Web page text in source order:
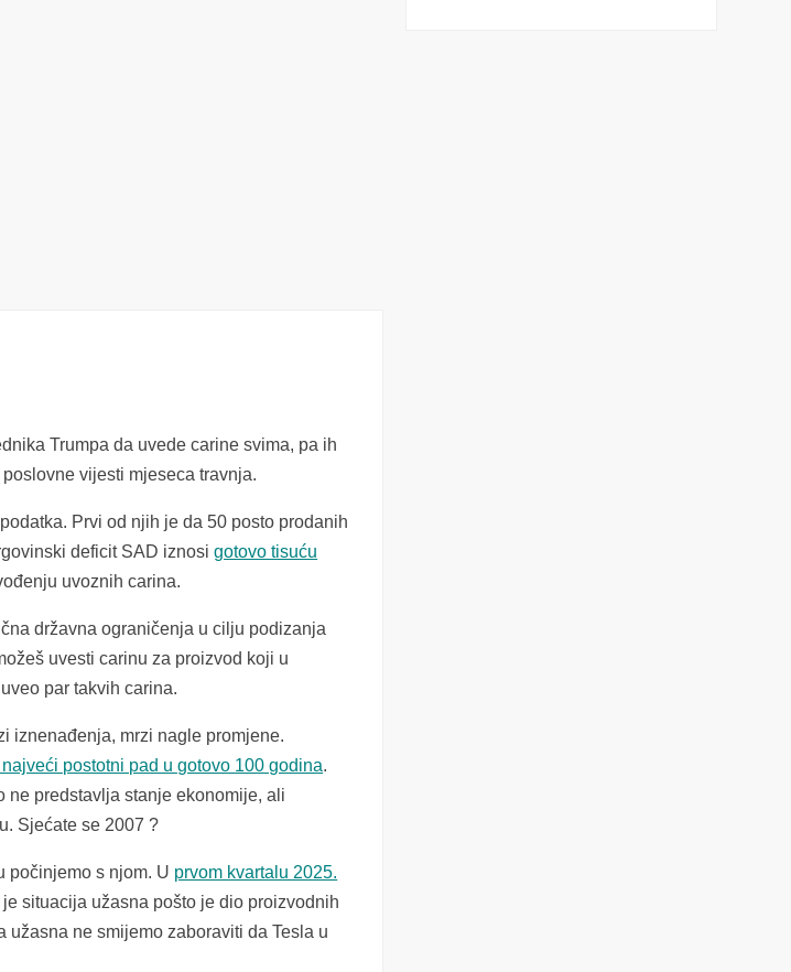
Trumpa da uvede carine svima, pa ih
vijesti mjeseca travnja.
Prvi od njih je da 50 posto prodanih
deficit SAD iznosigotovo tisuću
uvoznih carina.
državna ograničenja u cilju podizanja
uvesti carinu za proizvod koji u
par takvih carina.
iznenađenja, mrzi nagle promjene.
postotni pad u gotovo 100 godina.
ne predstavlja stanje ekonomije, ali
Sjećate se 2007 ?
počinjemo s njom. U prvom kvartalu 2025.
situacija užasna pošto je dio proizvodnih
ne smijemo zaboraviti da Tesla u